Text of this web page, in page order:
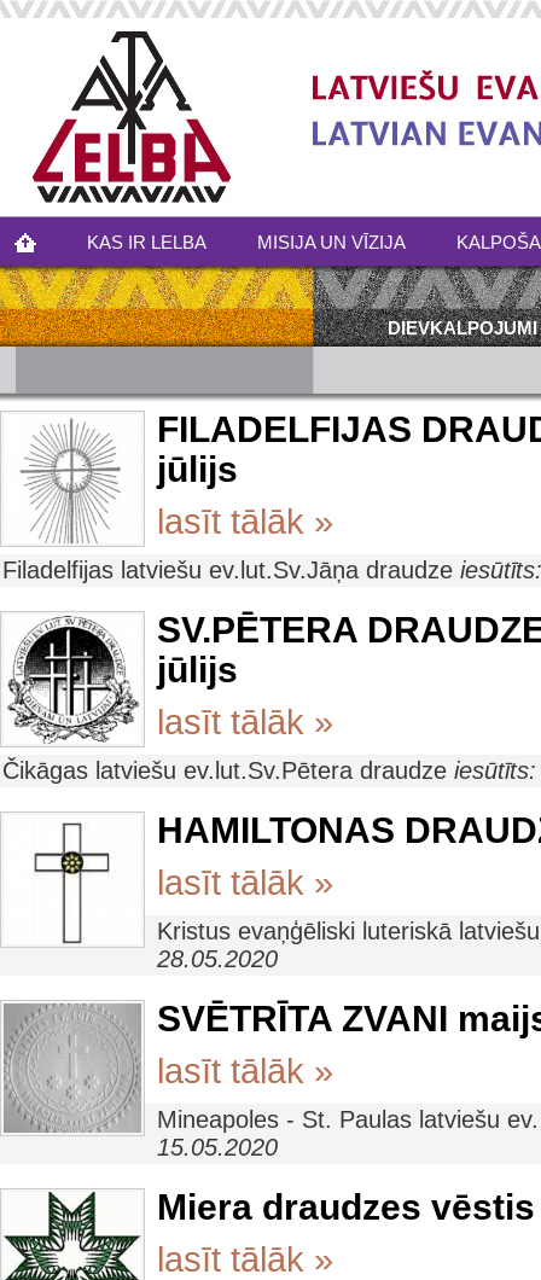
KAS IR LELBA MISIJA UN VĪZIJA
DIEVKALPOJUMI
FILADELFIJAS
jūlijs
lasīt tālāk »
Filadelfijas latviešu ev.lut.Sv.Jāņa draudze
SV.PĒTERA
jūlijs
lasīt tālāk »
Čikāgas latviešu ev.lut.Sv.Pētera draudze
HAMILTONAS
lasīt tālāk »
Kristus evaņģēliski luteriskā
28.05.2020
SVĒTRĪTA ZVANI
lasīt tālāk »
Mineapoles - St. Paulas latviešu
15.05.2020
Miera draudzes
lasīt tālāk »